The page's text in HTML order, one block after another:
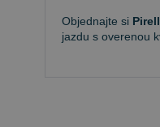
Objednajte si
jazdu s overenou